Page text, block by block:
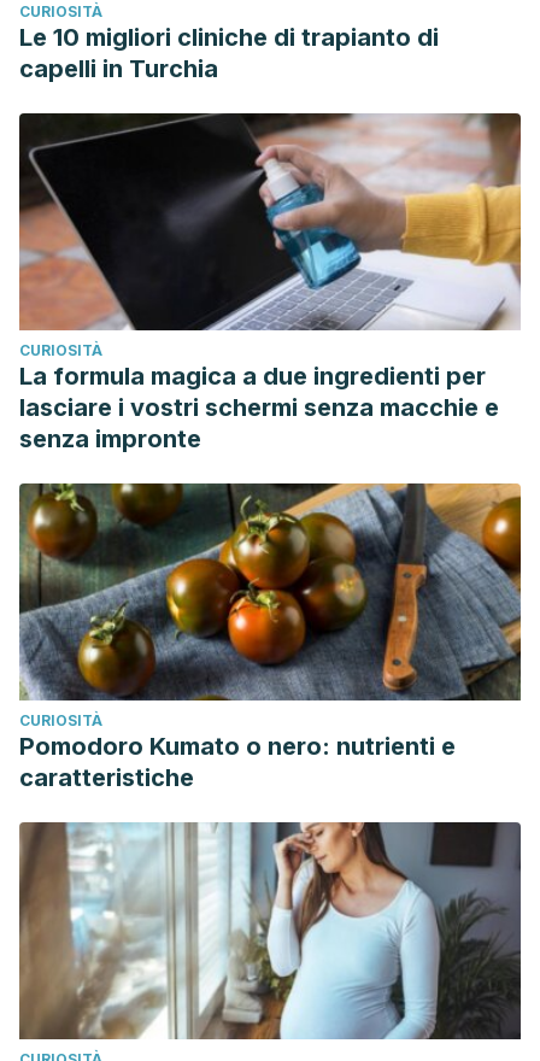
CURIOSITÀ
Le 10 migliori cliniche di trapianto di
capelli in Turchia
CURIOSITÀ
La formula magica a due ingredienti per
lasciare i vostri schermi senza macchie e
senza impronte
CURIOSITÀ
Pomodoro Kumato o nero: nutrienti e
caratteristiche